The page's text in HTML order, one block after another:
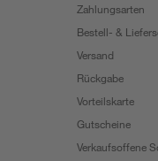
Zahlungsarten
Bestell- &
Versand
Rückgabe
Vorteilskarte
Gutscheine
Verkaufsoffene